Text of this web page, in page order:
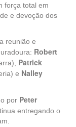
força total em
e devoção dos
reunião e
Robert
Patrick
e Nalley
por Peter
entregando o